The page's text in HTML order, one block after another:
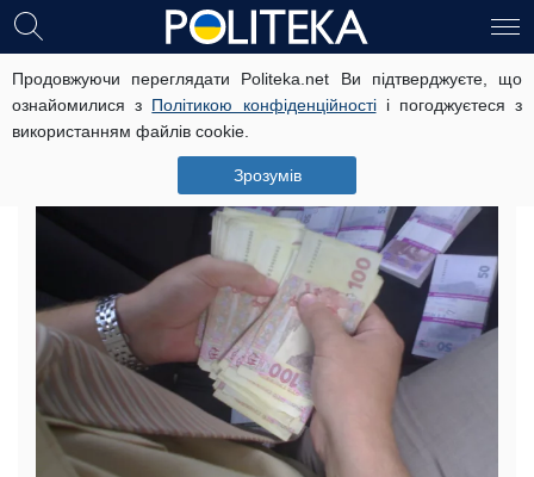
Продовжуючи переглядати Politeka.net Ви підтверджуєте, що
ознайомилися з Політикою конфіденційностіі погоджуєтеся з
використанням файлів cookie.
Зрозумів
Слідчого та інспектора райвідділу
міліції затримали на хабарі